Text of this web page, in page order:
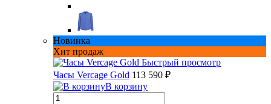
Новинка
Хит продаж
Быстрый просмотр
Часы Vercage Gold 113 590 ₽
В корзину